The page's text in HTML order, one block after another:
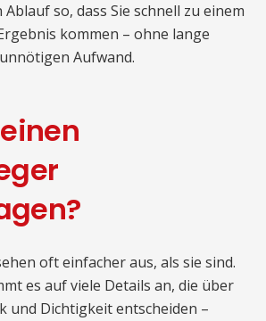
so, dass Sie schnell zu einem
kommen – ohne lange
Aufwand.
oft einfacher aus, als sie sind.
es auf viele Details an, die über
und Dichtigkeit entscheiden –